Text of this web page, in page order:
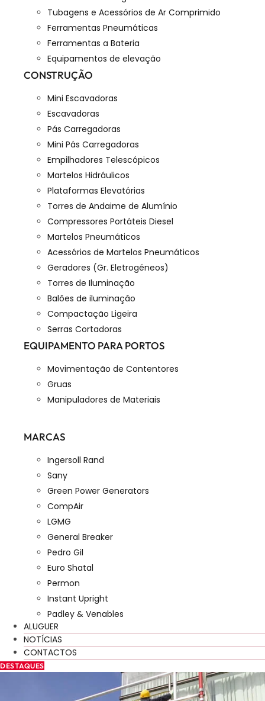
Tubagens e Acessórios de Ar Comprimido
Ferramentas Pneumáticas
Ferramentas a Bateria
Equipamentos de elevação
CONSTRUÇÃO
Mini Escavadoras
Escavadoras
Pás Carregadoras
Mini Pás Carregadoras
Empilhadores Telescópicos
Martelos Hidráulicos
Plataformas Elevatórias
Torres de Andaime de Alumínio
Compressores Portáteis Diesel
Martelos Pneumáticos
Acessórios de Martelos Pneumáticos
Geradores (Gr. Eletrogéneos)
Torres de Iluminação
Balões de iluminação
Compactação Ligeira
Serras Cortadoras
EQUIPAMENTO PARA PORTOS
Movimentação de Contentores
Gruas
Manipuladores de Materiais
MARCAS
Ingersoll Rand
Sany
Green Power Generators
CompAir
LGMG
General Breaker
Pedro Gil
Euro Shatal
Permon
Instant Upright
Padley & Venables
ALUGUER
NOTÍCIAS
CONTACTOS
DESTAQUES